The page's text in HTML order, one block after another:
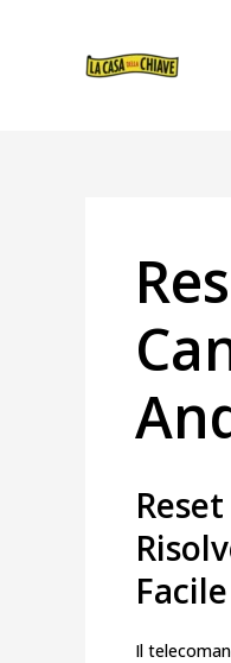
CONTENUTO
Il